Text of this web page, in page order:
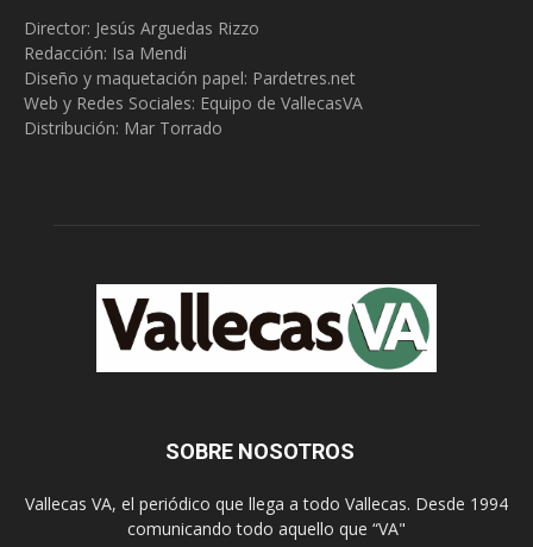
Director: Jesús Arguedas Rizzo
Redacción: Isa Mendi
Diseño y maquetación papel: Pardetres.net
Web y Redes Sociales: Equipo de VallecasVA
Distribución: Mar Torrado
SOBRE NOSOTROS
Vallecas VA, el periódico que llega a todo Vallecas. Desde 1994
comunicando todo aquello que “VA"